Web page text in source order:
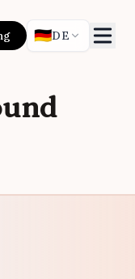
🇩🇪DE